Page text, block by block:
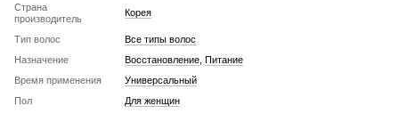
Страна
производитель
Корея
Тип волос
Все типы волос
Назначение
Восстановление Питание
Время применения
Универсальный
Пол
Для женщин